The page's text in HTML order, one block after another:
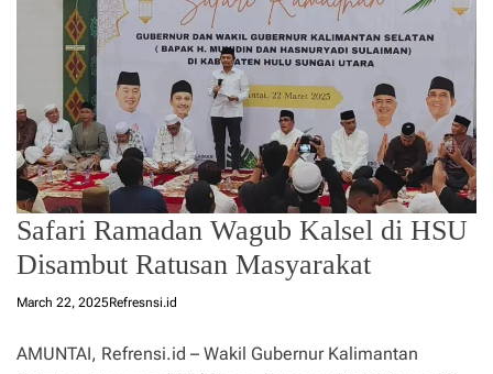
Safari Ramadan Wagub Kalsel di HSU
Disambut Ratusan Masyarakat
March 22, 2025Refresnsi.id
AMUNTAI, Refrensi.id – Wakil Gubernur Kalimantan